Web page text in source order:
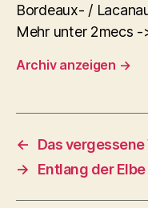
Bordeaux- /
Mehr unter 2mecs
Archiv anzeigen →
←
Das
→
Entlang der